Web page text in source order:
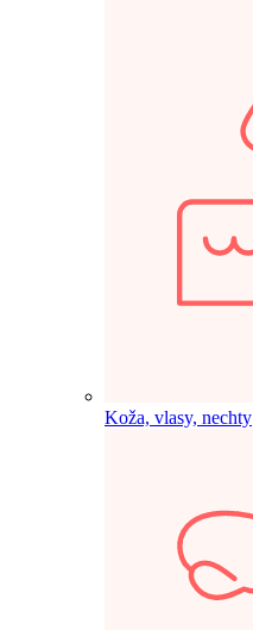
Koža, vlasy, nechty